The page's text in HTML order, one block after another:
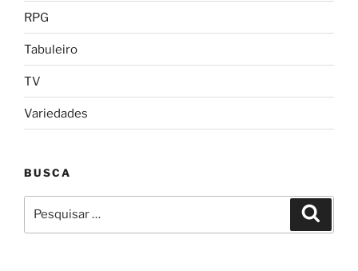
RPG
Tabuleiro
TV
Variedades
BUSCA
por: